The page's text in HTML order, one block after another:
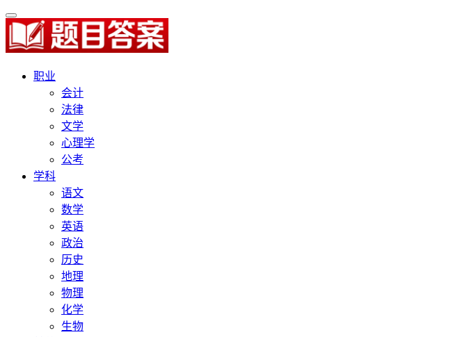
职业
会计
法律
文学
心理学
公考
学科
语文
数学
英语
政治
历史
地理
物理
化学
生物